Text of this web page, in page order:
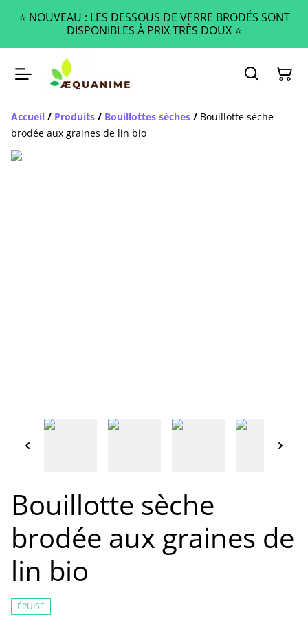
⭐️ NOUVEAU : LES DESSOUS DE VERRE BRODÉS SONT
DISPONIBLES À PRIX TRÈS DOUX ⭐️
Accueil / Produits / Bouillottes sèches / Bouillotte sèche
brodée aux graines de lin bio
Bouillotte sèche
brodée aux graines de
lin bio
ÉPUISÉ